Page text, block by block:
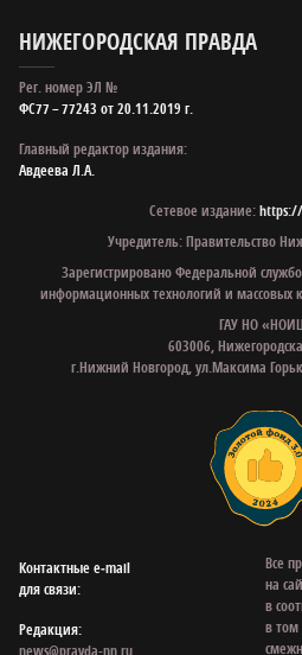
НИЖЕГОРОДСКАЯ ПРАВДА
Рег. номер ЭЛ №
ФС77 – 77243 от 20.11.2019 г.
Главный редактор издания:
Авдеева Л.А.
Сетевое издание:
Учредитель: Правительство
Зарегистрировано Федеральной
информационных технологий и массовых
ГАУ НО
603006,
г.Нижний Новгород, ул.Максима
Контактные e‑mail
для связи:
Редакция:
news@pravda-nn.ru
Все
на
в
в том